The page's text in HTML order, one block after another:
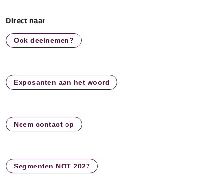
Direct naar
Ook deelnemen?
Exposanten aan het woord
Neem contact op
Segmenten NOT 2027